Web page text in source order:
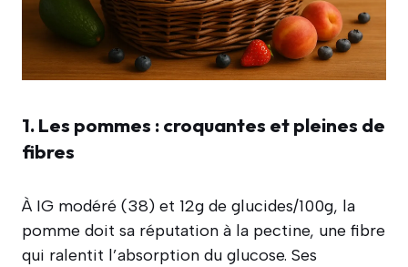
1. Les pommes : croquantes et pleines de
fibres
À IG modéré (38) et 12g de glucides/100g, la
pomme doit sa réputation à la pectine, une fibre
qui ralentit l’absorption du glucose. Ses